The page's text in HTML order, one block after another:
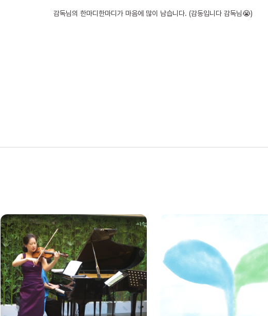
감독님의 한마디한마디가 마음에 많이 남습니다. (감동입니다 감독님😭)